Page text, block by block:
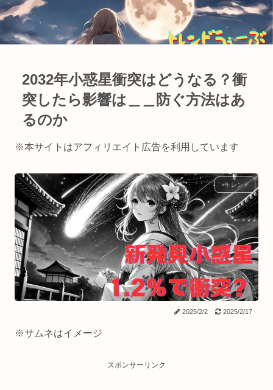
2032年小惑星衝突はどうなる？衝
突したら影響は＿＿防ぐ方法はあ
るのか
※本サイトはアフィリエイト広告を利用しています
⭐︎トレンド
2025/2/2 2025/2/17
※サムネはイメージ
スポンサーリンク